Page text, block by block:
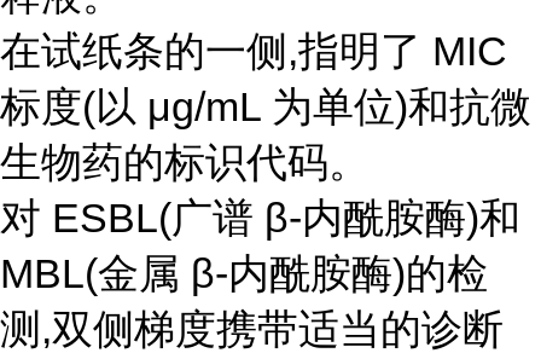
在试纸条的一侧,指明了 MIC
标度(以 μg/mL 为单位)和抗微
生物药的标识代码。
对 ESBL(广谱 β-内酰胺酶)和
MBL(金属 β-内酰胺酶)的检
测,双侧梯度携带适当的诊断